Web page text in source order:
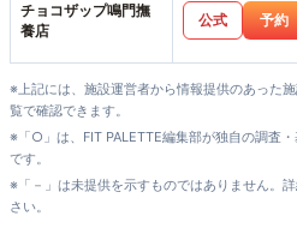
チョコザップ鳴門撫
養店
公式 予約
※上記には、施設運営者から情報提供のあった
覧で確認できます。
※「○」は、FIT PALETTE編集部が独自の調査
です。
※「－」は未提供を示すものではありません。
さい。